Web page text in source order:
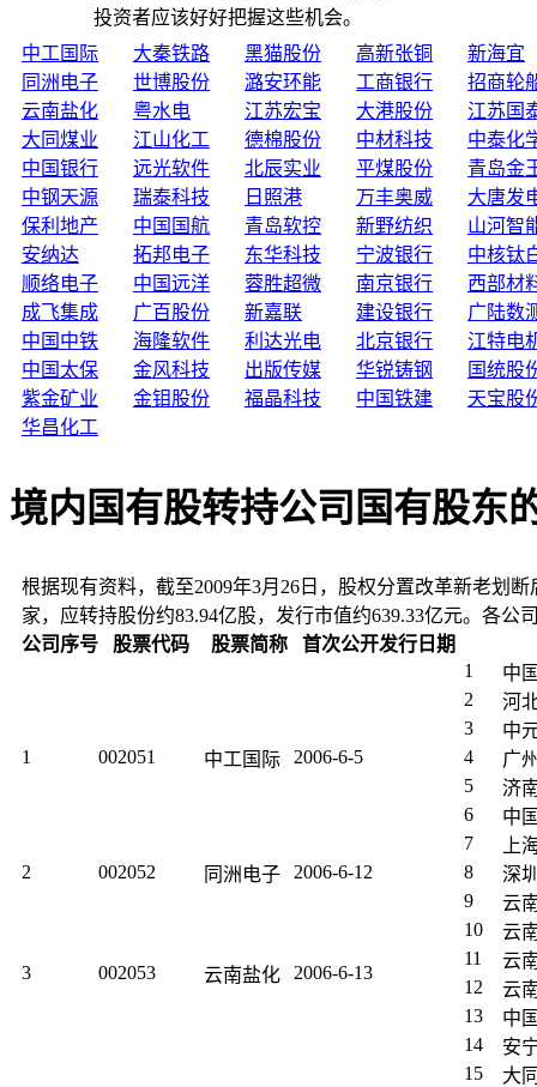
投资者应该好好把握这些机会。
中工国际 大秦铁路 黑猫股份 高新张铜
新海宜
同洲电子
世博股份 潞安环能 工商银行
招商轮
云南盐化
粤水电 江苏宏宝 大港股份
江苏国
大同煤业
江山化工 德棉股份 中材科技
中泰化
中国银行
远光软件 北辰实业 平煤股份
青岛金
中钢天源
瑞泰科技 日照港 万丰奥威
大唐发
保利地产
中国国航 青岛软控 新野纺织
山河智
安纳达
拓邦电子 东华科技 宁波银行
中核钛
顺络电子
中国远洋 蓉胜超微 南京银行
西部材
成飞集成
广百股份 新嘉联 建设银行
广陆数
中国中铁
海隆软件 利达光电 北京银行
江特电
中国太保
金风科技 出版传媒 华锐铸钢
国统股
紫金矿业
金钼股份 福晶科技 中国铁建
天宝股
华昌化工
境内国有股转持公司国有股东
根据现有资料，截至2009年3月26日，股权分置改革新老划
家，应转持股份约83.94亿股，发行市值约639.33亿元。各
公司序号
股票代码 股票简称 首次公开发行日期
1 002051 中工国际 2006-6-5
1
中
2
河
3
中
4
广
5
济
6
中
7
上
2
002052 同洲电子 2006-6-12 8 深
3 002053 云南盐化 2006-6-13
9
云
10
云
11
云
12
云
13
中
14
安
15
大